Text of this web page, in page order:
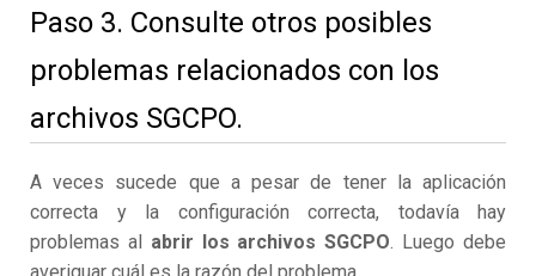
Paso 3. Consulte otros posibles
problemas relacionados con los
archivos SGCPO.
A veces sucede que a pesar de tener la aplicación
correcta y la configuración correcta, todavía hay
problemas al abrir los archivos SGCPO. Luego debe